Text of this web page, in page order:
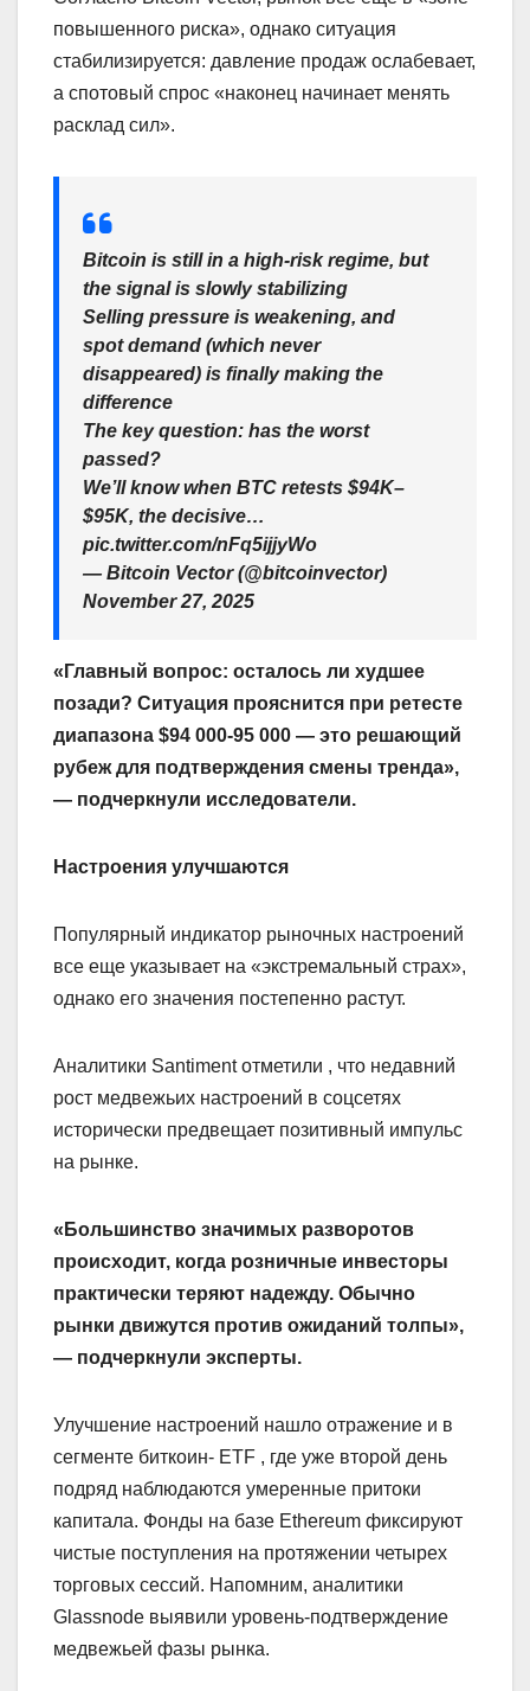
повышенного риска», однако ситуация
стабилизируется: давление продаж ослабевает,
а спотовый спрос «наконец начинает менять
расклад сил».
Bitcoin is still in a high-risk regime, but
the signal is slowly stabilizing
Selling pressure is weakening, and
spot demand (which never
disappeared) is finally making the
difference
The key question: has the worst
passed?
We’ll know when BTC retests $94K–
$95K, the decisive…
pic.twitter.com/nFq5ijjyWo
— Bitcoin Vector (@bitcoinvector)
November 27, 2025
«Главный вопрос: осталось ли худшее
позади? Ситуация прояснится при ретесте
диапазона $94 000-95 000 — это решающий
рубеж для подтверждения смены тренда»,
— подчеркнули исследователи.
Настроения улучшаются
Популярный индикатор рыночных настроений
все еще указывает на «экстремальный страх»,
однако его значения постепенно растут.
Аналитики Santiment отметили , что недавний
рост медвежьих настроений в соцсетях
исторически предвещает позитивный импульс
на рынке.
«Большинство значимых разворотов
происходит, когда розничные инвесторы
практически теряют надежду. Обычно
рынки движутся против ожиданий толпы»,
— подчеркнули эксперты.
Улучшение настроений нашло отражение и в
сегменте биткоин- ETF , где уже второй день
подряд наблюдаются умеренные притоки
капитала. Фонды на базе Ethereum фиксируют
чистые поступления на протяжении четырех
торговых сессий. Напомним, аналитики
Glassnode выявили уровень-подтверждение
медвежьей фазы рынка.